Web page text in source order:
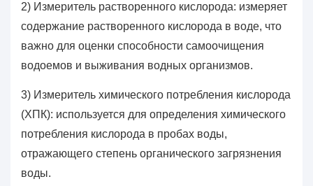
2) Измеритель растворенного кислорода: измеряет
содержание растворенного кислорода в воде, что
важно для оценки способности самоочищения
водоемов и выживания водных организмов.
3) Измеритель химического потребления кислорода
(ХПК): используется для определения химического
потребления кислорода в пробах воды,
отражающего степень органического загрязнения
воды.